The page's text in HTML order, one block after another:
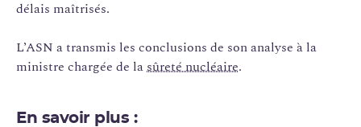
délais maîtrisés.
L’ASN a transmis les conclusions de son analyse à la
ministre chargée de lasûreté nucléaire.
En savoir plus :